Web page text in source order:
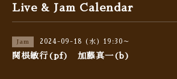
Live & Jam Calendar
Jam 2024-09-18 (水) 19:30～
関根敏行(pf) 加藤真一(b)